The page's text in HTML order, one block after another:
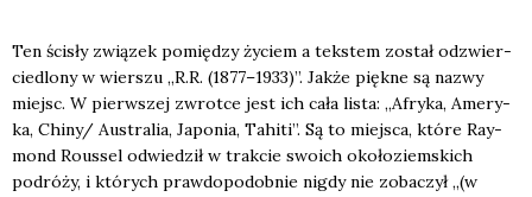
Ten ści­sły zwią­zek pomię­dzy życiem a tek­stem został odzwier­
cie­dlo­ny w wier­szu „R.R. (1877–1933)”. Jak­że pięk­ne są nazwy
miejsc. W pierw­szej zwrot­ce jest ich cała lista: „Afry­ka, Ame­ry­
ka, Chiny/ Austra­lia, Japo­nia, Tahi­ti”. Są to miej­sca, któ­re Ray­
mond Rous­sel odwie­dził w trak­cie swo­ich oko­ło­ziem­skich
podró­ży, i któ­rych praw­do­po­dob­nie nigdy nie zoba­czył „(w